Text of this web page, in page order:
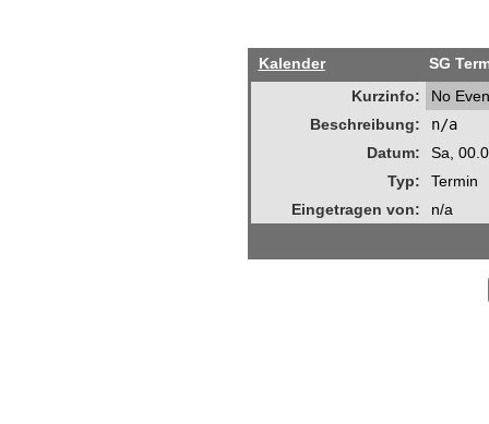
Kalender
SG
Kurzinfo:
No
Beschreibung:
n/a
Datum:
Sa,
Typ:
Termin
Eingetragen von:
n/a